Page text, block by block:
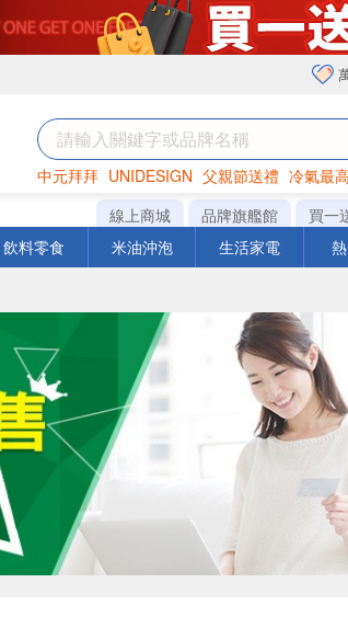
中元拜拜 UNIDESIGN 父親節送禮 冷氣最
巧克力 罐頭 衛生紙
線上商城 品牌旗艦館 買一
飲料零食 米油沖泡 生活家電